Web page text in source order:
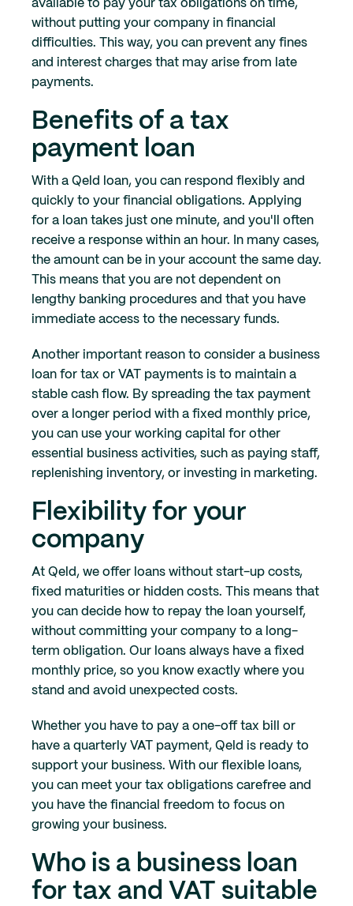
available to pay your tax obligations on time,
without putting your company in financial
difficulties. This way, you can prevent any fines
and interest charges that may arise from late
payments.
Benefits of a tax
payment loan
With a Qeld loan, you can respond flexibly and
quickly to your financial obligations. Applying
for a loan takes just one minute, and you'll often
receive a response within an hour. In many cases,
the amount can be in your account the same day.
This means that you are not dependent on
lengthy banking procedures and that you have
immediate access to the necessary funds.
Another important reason to consider a business
loan for tax or VAT payments is to maintain a
stable cash flow. By spreading the tax payment
over a longer period with a fixed monthly price,
you can use your working capital for other
essential business activities, such as paying staff,
replenishing inventory, or investing in marketing.
Flexibility for your
company
At Qeld, we offer loans without start-up costs,
fixed maturities or hidden costs. This means that
you can decide how to repay the loan yourself,
without committing your company to a long-
term obligation. Our loans always have a fixed
monthly price, so you know exactly where you
stand and avoid unexpected costs.
Whether you have to pay a one-off tax bill or
have a quarterly VAT payment, Qeld is ready to
support your business. With our flexible loans,
you can meet your tax obligations carefree and
you have the financial freedom to focus on
growing your business.
Who is a business loan
for tax and VAT suitable